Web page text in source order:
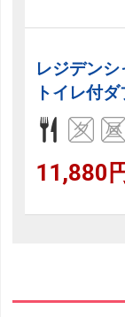
レジデン
トイレ付
11,880